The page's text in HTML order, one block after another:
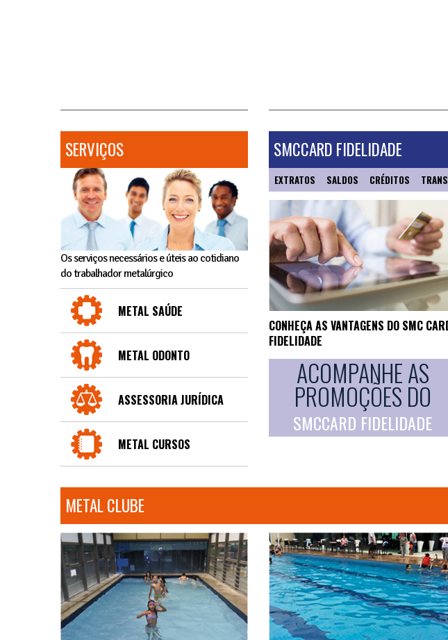
SERVIÇOS
Os serviços necessários e úteis ao cotidiano
do trabalhador metalúrgico
METAL SAÚDE
METAL ODONTO
ASSESSORIA JURÍDICA
METAL CURSOS
SMCCARD FIDELIDADE
EXTRATOS SALDOS CRÉDITOS
CONHEÇA AS VANTAGENS DO SMC
FIDELIDADE
ACOMPANHE AS
PROMOÇÕES DO
SMCCARD FIDELIDADE
METAL CLUBE